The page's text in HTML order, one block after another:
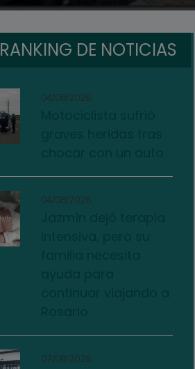
RANKING DE NOTICIAS
04/08/2026
04/08/2026
07/08/2026